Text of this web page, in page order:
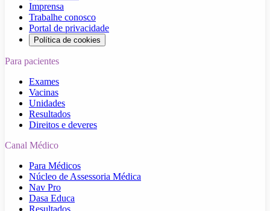
Imprensa
Trabalhe conosco
Portal de privacidade
Política de cookies
Para pacientes
Exames
Vacinas
Unidades
Resultados
Direitos e deveres
Canal Médico
Para Médicos
Núcleo de Assessoria Médica
Nav Pro
Dasa Educa
Resultados